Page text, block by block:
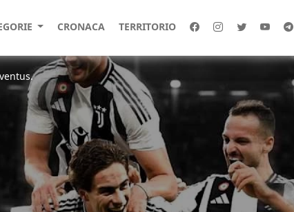
CRONACA TERRITORIO